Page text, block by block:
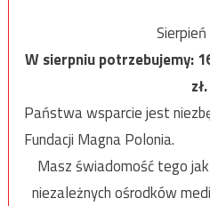
W sierpniu potrzebujemy:
zł.
Państwa wsparcie jest
Fundacji Magna Polonia.
Masz świadomość tego
niezależnych ośrodków